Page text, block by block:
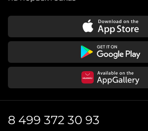
8 499 372 30 93